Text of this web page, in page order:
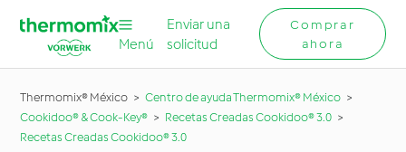
Menú
Enviar una
solicitud
Comprar
ahora
Thermomix® México
Centro de ayuda Thermomix® México
Cookidoo® & Cook-Key®
Recetas Creadas Cookidoo® 3.0
Recetas Creadas Cookidoo® 3.0